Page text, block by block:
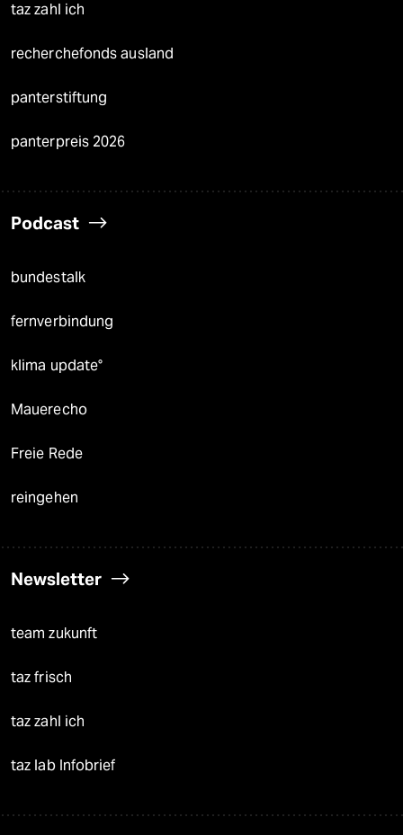
taz zahl ich
recherchefonds ausland
panterstiftung
panterpreis 2026
Podcast
bundestalk
fernverbindung
klima update°
Mauerecho
Freie Rede
reingehen
Newsletter
team zukunft
taz frisch
taz zahl ich
taz lab Infobrief